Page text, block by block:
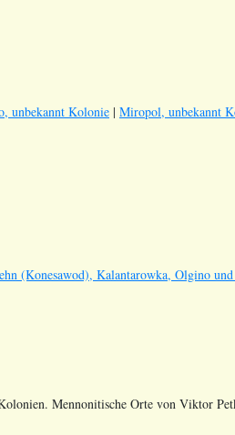
unbekannt Kolonie | Miropol, unbekannt
(Konesawod), Kalantarowka, Olgino
Mennonitische Orte von Viktor